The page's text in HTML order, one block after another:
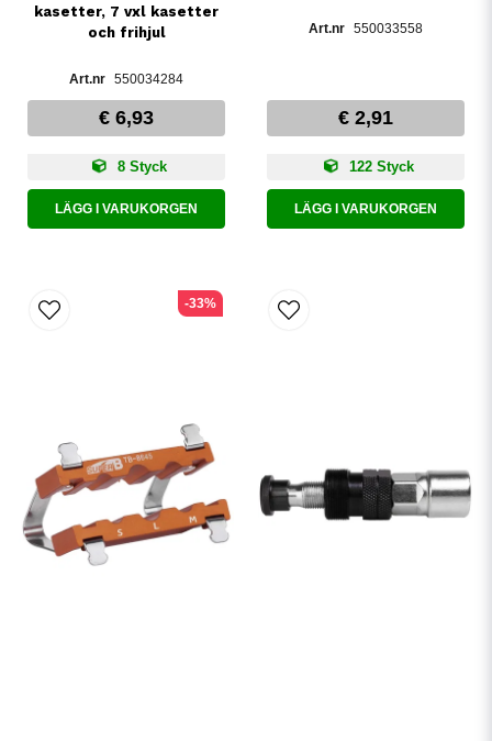
kasetter, 7 vxl kasetter
och frihjul
550034284
€ 6,93
8 Styck
LÄGG I VARUKORGEN
550033558
€ 2,91
122 Styck
LÄGG I VARUKORGEN
-33%